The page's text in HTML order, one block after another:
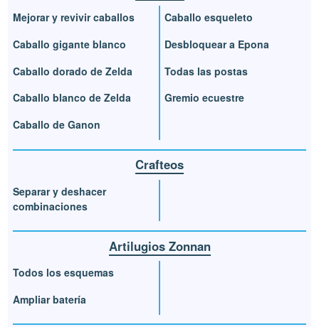
Mejorar y revivir caballos
Caballo gigante blanco
Caballo dorado de Zelda
Caballo blanco de Zelda
Caballo de Ganon
Caballo esqueleto
Desbloquear a Epona
Todas las postas
Gremio ecuestre
Crafteos
Separar y deshacer
combinaciones
Artilugios Zonnan
Todos los esquemas
Ampliar batería